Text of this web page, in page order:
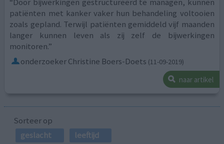
patiënten met kanker vaker hun behandeling voltooien
zoals gepland. Terwijl patiënten gemiddeld vijf maanden
langer kunnen leven als zij zelf de bijwerkingen
monitoren.”
onderzoeker Christine Boers-Doets (11-09-2019)
naar artikel
Sorteer op
geslacht
leeftijd